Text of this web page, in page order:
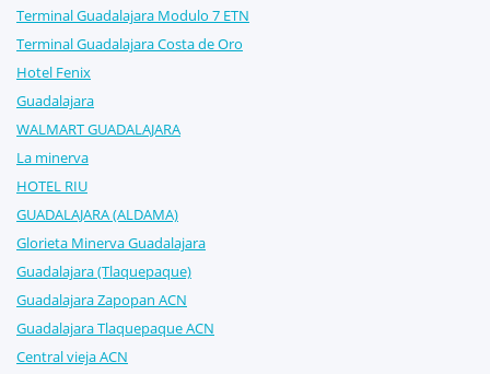
Terminal Guadalajara Modulo 7 ETN
Terminal Guadalajara Costa de Oro
Hotel Fenix
Guadalajara
WALMART GUADALAJARA
La minerva
HOTEL RIU
GUADALAJARA (ALDAMA)
Glorieta Minerva Guadalajara
Guadalajara (Tlaquepaque)
Guadalajara Zapopan ACN
Guadalajara Tlaquepaque ACN
Central vieja ACN